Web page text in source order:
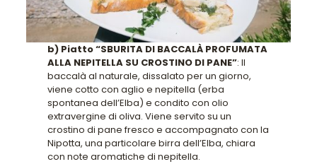
b) Piatto “SBURITA DI BACCALÀ PROFUMATA
ALLA NEPITELLA SU CROSTINO DI PANE”: Il
baccalà al naturale, dissalato per un giorno,
viene cotto con aglio e nepitella (erba
spontanea dell’Elba) e condito con olio
extravergine di oliva. Viene servito su un
crostino di pane fresco e accompagnato con la
Nipotta, una particolare birra dell’Elba, chiara
con note aromatiche di nepitella.